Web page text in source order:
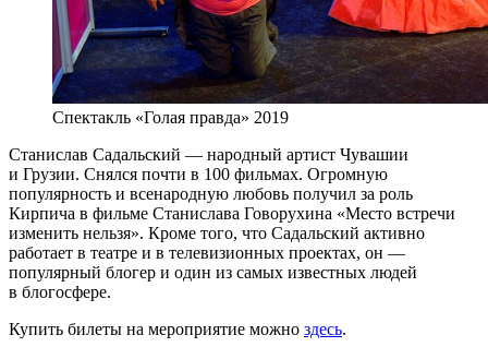
Спектакль «Голая правда» 2019
Станислав Садальский — народный артист Чувашии
и Грузии. Снялся почти в 100 фильмах. Огромную
популярность и всенародную любовь получил за роль
Кирпича в фильме Станислава Говорухина «Место встречи
изменить нельзя». Кроме того, что Садальский активно
работает в театре и в телевизионных проектах, он —
популярный блогер и один из самых известных людей
в блогосфере.
Купить билеты на мероприятие можно здесь.